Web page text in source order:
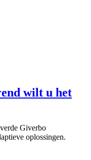
wilt u het
Giverbo
oplossingen.